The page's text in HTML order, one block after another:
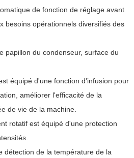
de fonction de réglage avant
besoins opérationnels diversifiés des
papillon du condenseur, surface du
équipé d'une fonction d'infusion pour
améliorer l'efficacité de la
de vie de la machine.
rotatif est équipé d'une protection
détection de la température de la